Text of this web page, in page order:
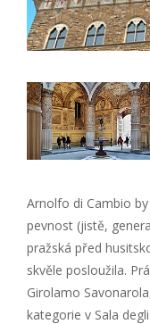
Arnolfo di Cambio
pevnost (jistě,
pražská před
skvěle posloužila.
Girolamo
kategorie v Sala